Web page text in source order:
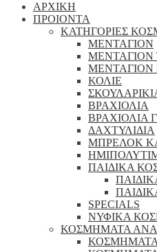
ΑΡΧΙΚΗ
ΠΡΟΙΟΝΤΑ
ΚΑΤΗΓΟΡΙΕΣ
ΜΕΝΤΑΓΙΟΝ
ΜΕΝΤΑΓΙΟΝ
ΜΕΝΤΑΓΙΟΝ
ΚΟΛΙΕ
ΒΡΑΧΙΟΛΙΑ
ΒΡΑΧΙΟΛΙΑ
ΔΑΧΤΥΛΙΔΙΑ
ΜΠΡΕΛΟΚ
ΠΑΙΔΙΚΑ
SPECIALS
ΝΥΦΙΚΑ
ΚΟΣΜΗΜΑΤΑ ΑΝΑ